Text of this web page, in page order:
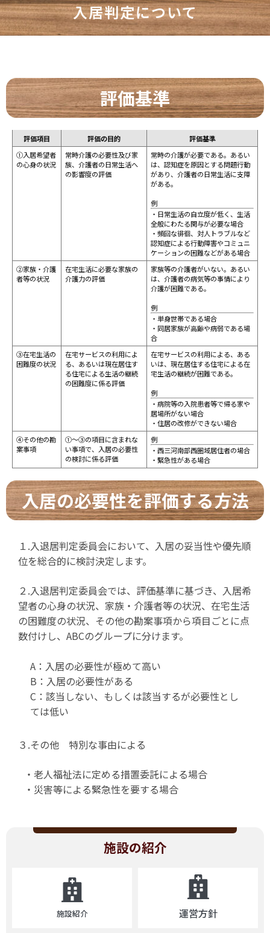
入居判定について
評価基準
評価項目 評価の目的
評価基準
①入居希望者
の心身の状況
常時介護の必要性及び家
族、介護者の日常生活へ
の影響度の評価
常時の介護が必要である。あるい
は、認知症を原因とする問題行動
があり、介護者の日常生活に支障
がある。
例
・日常生活の自立度が低く、生活
全般にわたる関与が必要な場合
・頻回な徘徊、対人トラブルなど
認知症による行動障害やコミュニ
ケーションの困難などがある場合
②家族・介護
者等の状況
在宅生活に必要な家族の
介護力の評価
家族等の介護者がいない。あるい
は、介護者の病気等の事情により
介護が困難である。
例
・単身世帯である場合
・同居家族が高齢や病弱である場
合
③在宅生活の
困難度の状況
在宅サービスの利用によ
る、あるいは現在居住す
る住宅による生活の継続
の困難度に係る評価
在宅サービスの利用による、ある
いは、現在居住する住宅による在
宅生活の継続が困難である。
例
・病院等の入院患者等で帰る家や
居場所がない場合
・住居の改修ができない場合
④その他の勘
案事項
①～③の項目に含まれな
い事項で、入居の必要性
の検討に係る評価
例
・西三河南部西圏域居住者の場合
・緊急性がある場合
入居の必要性を評価する方法
１.入退居判定委員会において、入居の妥当性や優先順
位を総合的に検討決定します。
２.入退居判定委員会では、評価基準に基づき、入居希
望者の心身の状況、家族・介護者等の状況、在宅生活
の困難度の状況、その他の勘案事項から項目ごとに点
数付けし、ABCのグループに分けます。
A：入居の必要性が極めて高い
B：入居の必要性がある
C：該当しない、もしくは該当するが必要性とし
ては低い
３.その他 特別な事由による
・老人福祉法に定める措置委託による場合
・災害等による緊急性を要する場合
施設の紹介
施設紹介 運営方針